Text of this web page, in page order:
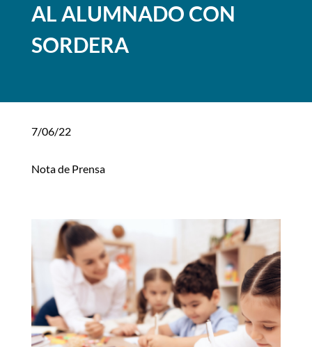
AL ALUMNADO CON
SORDERA
7/06/22
Nota de Prensa